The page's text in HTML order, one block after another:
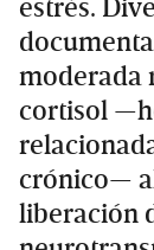
estrés.
moderada
cortisol
crónico—
liberación